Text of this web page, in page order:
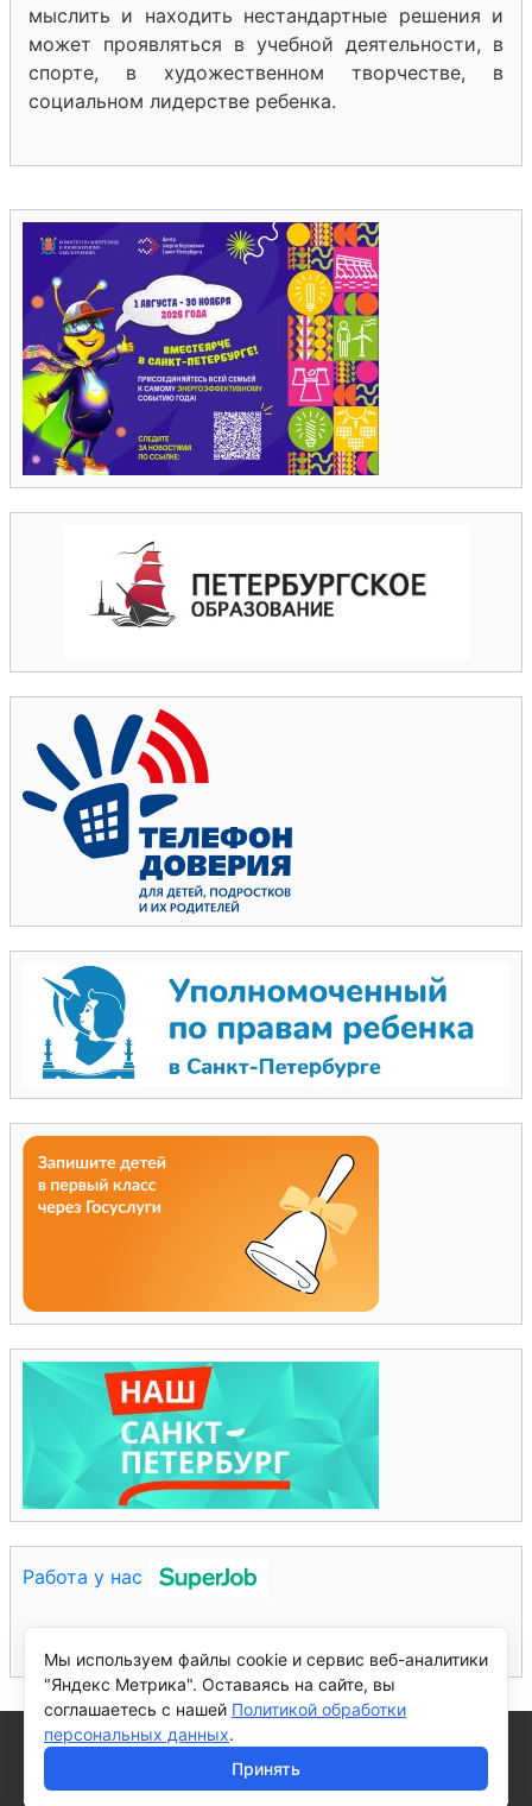
мыслить и находить нестандартные решения и
может проявляться в учебной деятельности, в
спорте, в художественном творчестве, в
социальном лидерстве ребенка.
Работа у нас
© 2026 - Санкт-Петербургское государственное автономное
общеобразовательное учреждение средняя общеобразовательная
школа №577 с углубленным изучением английского языка
Мы используем файлы cookie и сервис веб-аналитики
"Яндекс Метрика". Оставаясь на сайте, вы
соглашаетесь с нашей Политикой обработки
персональных данных.
Принять